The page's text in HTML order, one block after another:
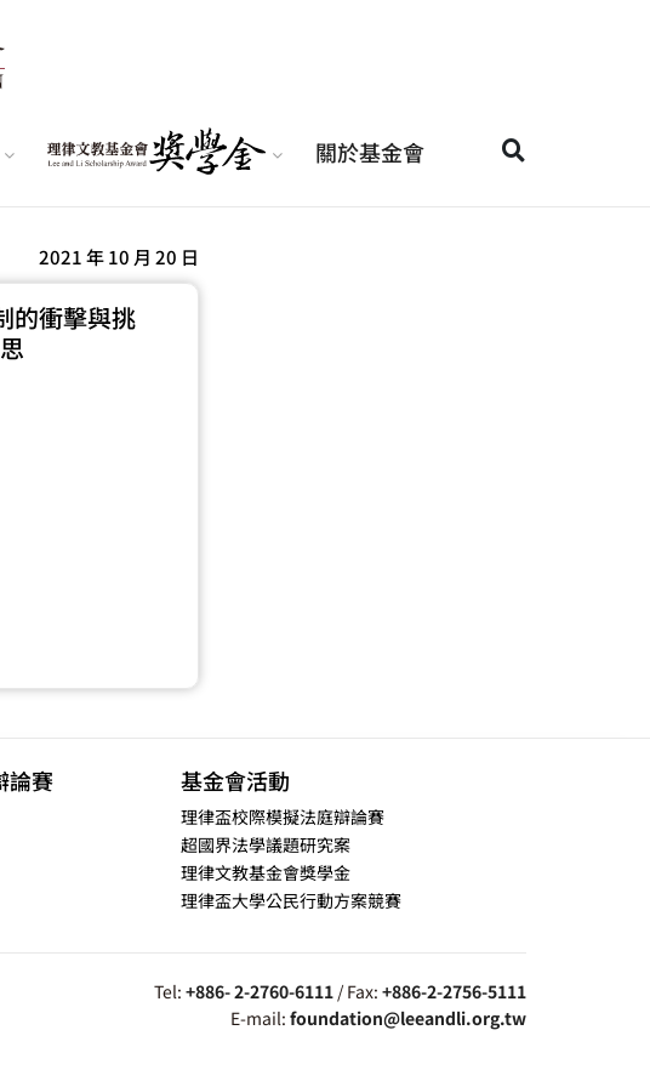
關於基金會
2021 年 10 月 20 日
的衝擊與挑
論賽 基金會活動
理律盃校際模擬法庭辯論賽
超國界法學議題研究案
理律文教基金會獎學金
理律盃大學公民行動方案競賽
Tel: +886- 2-2760-6111 / Fax: +886-2-2756-5111
E-mail: foundation@leeandli.org.tw